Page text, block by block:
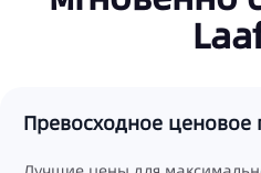
Превосходное ценовое